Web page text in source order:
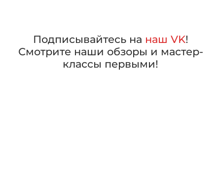
Подписывайтесь на наш VK!
Смотрите наши обзоры и мастер-
классы первыми!